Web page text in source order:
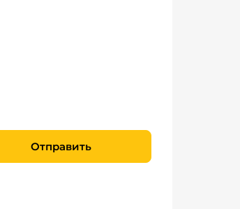
Отправить